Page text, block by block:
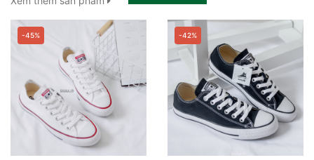
-36%
999.000₫ 1.550.000₫
-58%
650.000₫ 1.550.000₫